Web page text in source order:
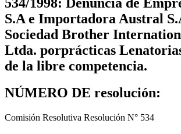
S.A e Importadora Austral
Sociedad Brother
Ltda. porprácticas
de la libre competencia.
NÚMERO DE resolución:
Comisión Resolutiva Resolución N° 534